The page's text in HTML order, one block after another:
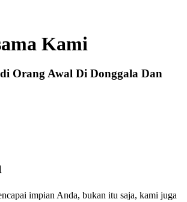
Kami
Orang Awal Di Donggala Dan
impian Anda, bukan itu saja, kami juga